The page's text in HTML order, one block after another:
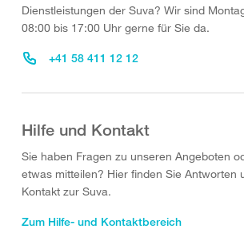
Dienstleistungen der Suva? Wir sind
08:00 bis 17:00 Uhr gerne für Sie da.
+41 58 411 12 12
Hilfe und Kontakt
Sie haben Fragen zu unseren Angeboten
etwas mitteilen? Hier finden Sie Antworten
Kontakt zur Suva.
Zum Hilfe- und Kontaktbereich